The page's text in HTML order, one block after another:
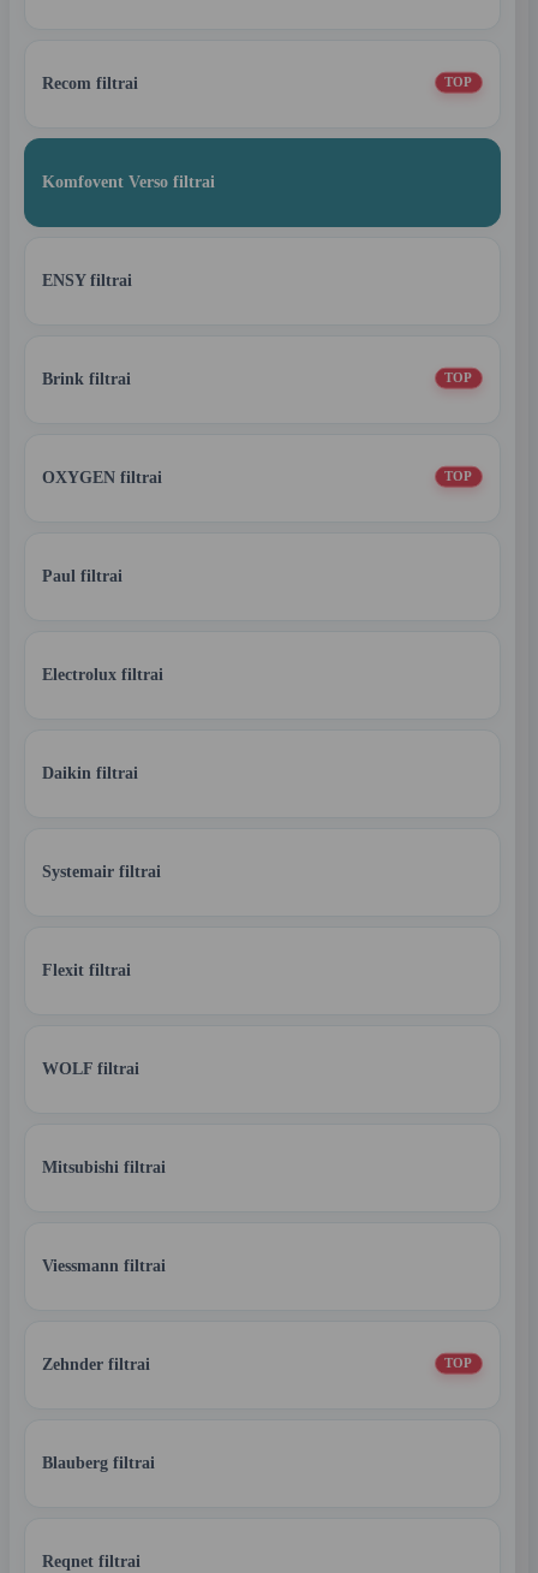
Recom filtrai TOP
Komfovent Verso filtrai
ENSY filtrai
Brink filtrai TOP
OXYGEN filtrai TOP
Paul filtrai
Electrolux filtrai
Daikin filtrai
Systemair filtrai
Flexit filtrai
WOLF filtrai
Mitsubishi filtrai
Viessmann filtrai
Zehnder filtrai TOP
Blauberg filtrai
Reqnet filtrai